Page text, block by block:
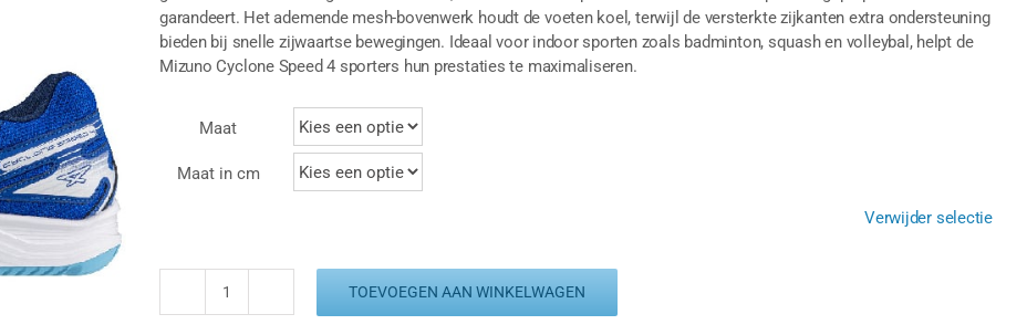
garandeert. Het ademende mesh-bovenwerk houdt de voeten koel, terwijl de versterkte zijkanten extra ondersteuning
bieden bij snelle zijwaartse bewegingen. Ideaal voor indoor sporten zoals badminton, squash en volleybal, helpt de
Mizuno Cyclone Speed 4 sporters hun prestaties te maximaliseren.
Maat
Maat in cm
Verwijder selectie
MIZUNO
TOEVOEGEN AAN WINKELWAGEN